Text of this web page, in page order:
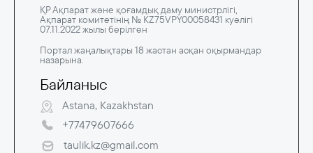
ҚР Ақпарат және қоғамдық даму министрлігі,
Ақпарат комитетінің № KZ75VPY00058431 куәлігі
07.11.2022 жылы берілген
Портал жаңалықтары 18 жастан асқан оқырмандар
назарына.
Байланыс
Astana, Kazakhstan
+77479607666
taulik.kz@gmail.com